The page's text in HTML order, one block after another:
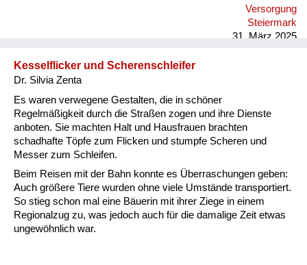
Versorgung
Steiermark
31. März 2025
Kesselflicker und Scherenschleifer
Dr. Silvia Zenta
Es waren verwegene Gestalten, die in schöner
Regelmäßigkeit durch die Straßen zogen und ihre Dienste
anboten. Sie machten Halt und Hausfrauen brachten
schadhafte Töpfe zum Flicken und stumpfe Scheren und
Messer zum Schleifen.
Beim Reisen mit der Bahn konnte es Überraschungen geben:
Auch größere Tiere wurden ohne viele Umstände transportiert.
So stieg schon mal eine Bäuerin mit ihrer Ziege in einem
Regionalzug zu, was jedoch auch für die damalige Zeit etwas
ungewöhnlich war.